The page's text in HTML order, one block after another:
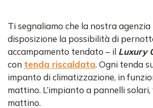
Ti segnaliamo che la nostra
disposizione la possibilità di
accampamento tendato – il Luxury
con tenda riscaldata. Ogni tenda
impanto di climatizzazione, in
mattino. L’impianto a pannelli
mattino.